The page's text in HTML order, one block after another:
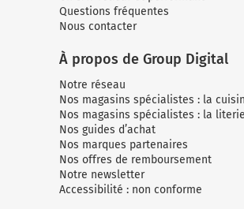
Questions fréquentes
Nous contacter
À propos de Group Digital
Notre réseau
Nos magasins spécialistes : la
Nos magasins spécialistes : la literie
Nos guides d’achat
Nos marques partenaires
Nos offres de remboursement
Notre newsletter
Accessibilité : non conforme